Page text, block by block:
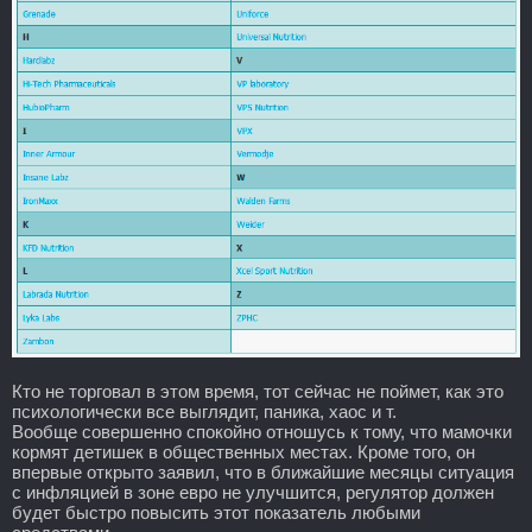
Кто не торговал в этом время, тот сейчас не поймет, как это
психологически все выглядит, паника, хаос и т.
Вообще совершенно спокойно отношусь к тому, что мамочки
кормят детишек в общественных местах. Кроме того, он
впервые открыто заявил, что в ближайшие месяцы ситуация
с инфляцией в зоне евро не улучшится, регулятор должен
будет быстро повысить этот показатель любыми